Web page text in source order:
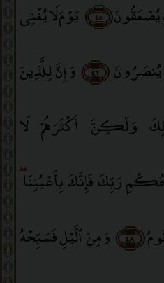
يُصْعَقُونَ﴿٤٥﴾ يَوْمَ لَا يُغْنِى
يُنصَرُونَ ﴿٤٦﴾ وَإِنَّ لِلَّذِينَ
وَلَٰكِنَّ أَكْثَرَهُمْ لَا
رَبِّكَ فَإِنَّكَ بِأَعْيُنِنَاۖ
﴿٤٨﴾ وَمِنَ ٱلَّيْلِ فَسَبِّحْهُ